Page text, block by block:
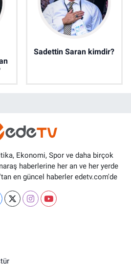
Sadettin Saran kimdir?
Ekonomi, Spor ve daha birçok
haberlerine her an ve her yerde
en güncel haberler edetv.com'de